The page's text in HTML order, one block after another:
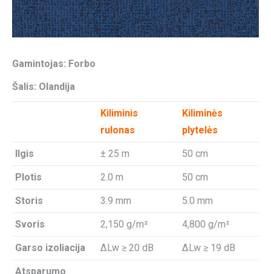
Gamintojas: Forbo
Šalis: Olandija
Kiliminis
rulonas
Kiliminės
plytelės
Ilgis ± 25 m 50 cm
Plotis 2.0 m 50 cm
Storis 3.9 mm 5.0 mm
Svoris 2,150 g/m² 4,800 g/m²
Garso izoliacija ΔLw ≥ 20 dB ΔLw ≥ 19 dB
Atsparumo